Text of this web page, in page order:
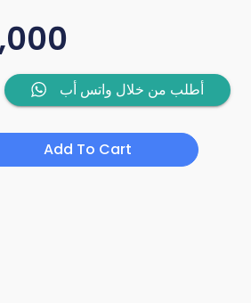
أطلب من خلال واتس أب
Add To Cart